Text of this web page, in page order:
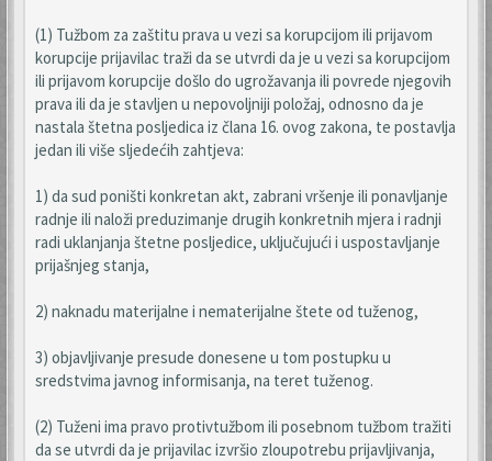
(1) Tužbom za zaštitu prava u vezi sa korupcijom ili prijavom
korupcije prijavilac traži da se utvrdi da je u vezi sa korupcijom
ili prijavom korupcije došlo do ugrožavanja ili povrede njegovih
prava ili da je stavljen u nepovoljniji položaj, odnosno da je
nastala štetna posljedica iz člana 16. ovog zakona, te postavlja
jedan ili više sljedećih zahtjeva:
1) da sud poništi konkretan akt, zabrani vršenje ili ponavljanje
radnje ili naloži preduzimanje drugih konkretnih mjera i radnji
radi uklanjanja štetne posljedice, uključujući i uspostavljanje
prijašnjeg stanja,
2) naknadu materijalne i nematerijalne štete od tuženog,
3) objavljivanje presude donesene u tom postupku u
sredstvima javnog informisanja, na teret tuženog.
(2) Tuženi ima pravo protivtužbom ili posebnom tužbom tražiti
da se utvrdi da je prijavilac izvršio zloupotrebu prijavljivanja,